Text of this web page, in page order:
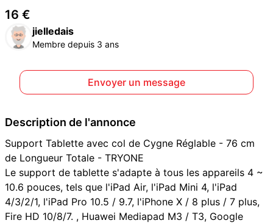
16 €
jielledais
Membre depuis 3 ans
Envoyer un message
Description de l'annonce
Support Tablette avec col de Cygne Réglable - 76 cm
de Longueur Totale - TRYONE
Le support de tablette s'adapte à tous les appareils 4 ~
10.6 pouces, tels que l'iPad Air, l'iPad Mini 4, l'iPad
4/3/2/1, l'iPad Pro 10.5 / 9.7, l'iPhone X / 8 plus / 7 plus,
Fire HD 10/8/7. , Huawei Mediapad M3 / T3, Google